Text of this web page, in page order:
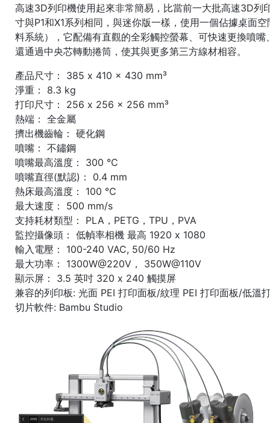
高速3D列印機使用起來非常簡易，比當前一大批高速3D列
寸與P1和X1系列相同，與迷你版一樣，使用一個佔據桌面
料系統），它配備有直觀的全彩觸控螢幕、可快速更換噴
還通過中央芯轉動捲筒，使其與更多第三方線材相容。
產品尺寸： 385 x 410 x 430 mm³
淨重： 8.3 kg
打印尺寸： 256 x 256 x 256 mm³
熱端： 全金屬
擠出機齒輪： 硬化鋼
噴嘴： 不鏽鋼
噴嘴最高溫度： 300 ℃
噴嘴直徑(默認)： 0.4 mm
熱床最高溫度： 100 ℃
最大速度： 500 mm/s
支持耗材類型： PLA，PETG，TPU，PVA
監控攝像頭： 低幀率相機 最高 1920 x 1080
輸入電壓： 100-240 VAC, 50/60 Hz
最大功率： 1300W@220V， 350W@110V
顯示屏： 3.5 英吋 320 x 240 觸摸屏
兼容的列印板: 光面 PEI 打印面板/紋理 PEI 打印面板/低溫
切片軟件: Bambu Studio